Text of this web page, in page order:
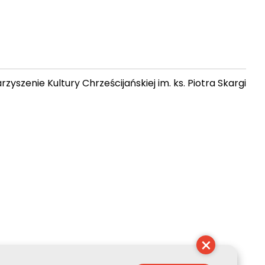
Kultury Chrześcijańskiej im. ks. Piotra Skargi
×